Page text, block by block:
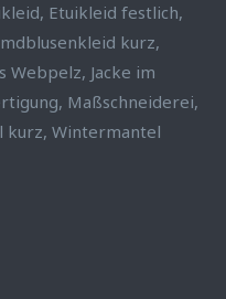
, Etuikleid festlich,
kurz,
Webpelz, Jacke im
, Maßschneiderei,
kurz,Wintermantel